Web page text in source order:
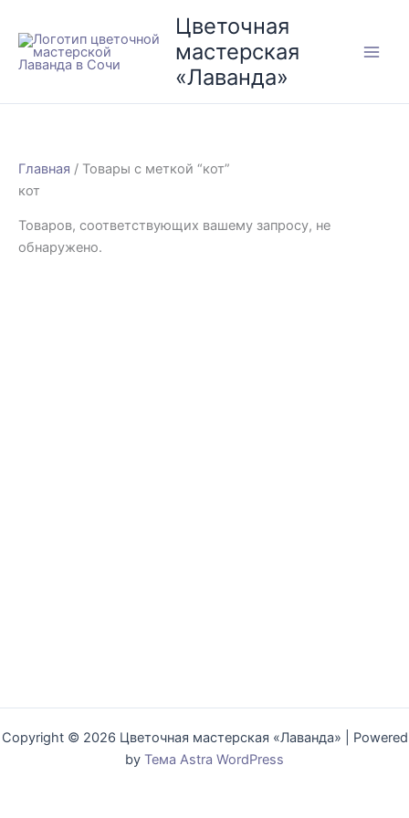
содержимому
Цветочная
мастерская
«Лаванда»
Главная / Товары с меткой “кот”
кот
Товаров, соответствующих вашему запросу, не
обнаружено.
Copyright © 2026 Цветочная мастерская «Лаванда» | Powered
by Тема Astra WordPress